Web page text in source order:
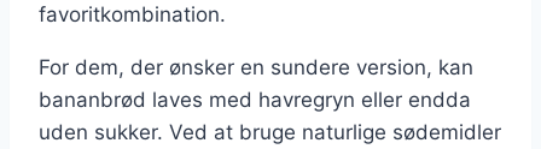
favoritkombination.
For dem, der ønsker en sundere version, kan
bananbrød laves med havregryn eller endda
uden sukker. Ved at bruge naturlige sødemidler